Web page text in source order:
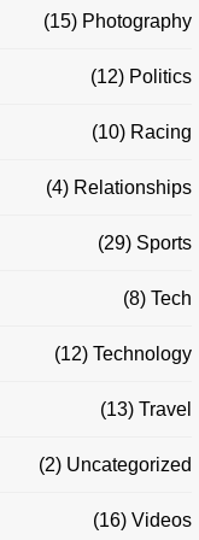
Photography
(15)
Politics
(12)
Racing
(10)
Relationships
(4)
Sports
(29)
Tech
(8)
Technology
(12)
Travel
(13)
Uncategorized
(2)
Videos
(16)